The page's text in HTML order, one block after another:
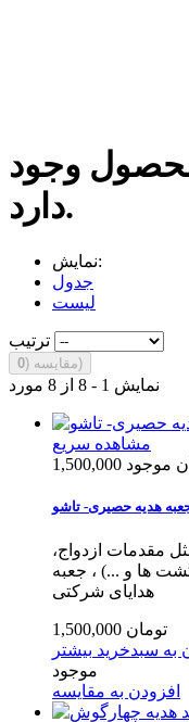
محصول وجود
دارد.
نمایش:
جدول
لیست
ترتیب
مقایسه (0 )
نمایش 1 - 8 از 8 مورد
مشاهده سریع
موجود
هدیه حصیری- تاشو
مقدمات ازدواج،
ها و ...) ، جعبه
هدایای شرکتی
1,500,000 تومان
به سبدخرید بیشتر
موجود
افزودن به مقایسه